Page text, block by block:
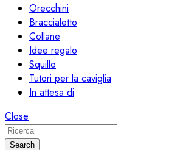
Orecchini
Braccialetto
Collane
Idee regalo
Squillo
Tutori per la caviglia
In attesa di
Close
Search